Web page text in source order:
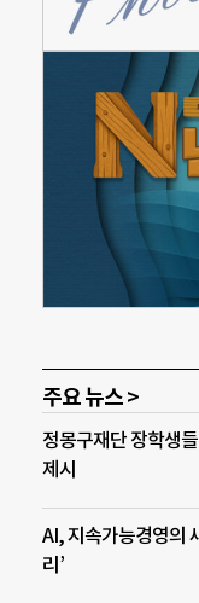
주요 뉴스 >
정몽구재단 장학생
제시
AI, 지속가능경영의
리’